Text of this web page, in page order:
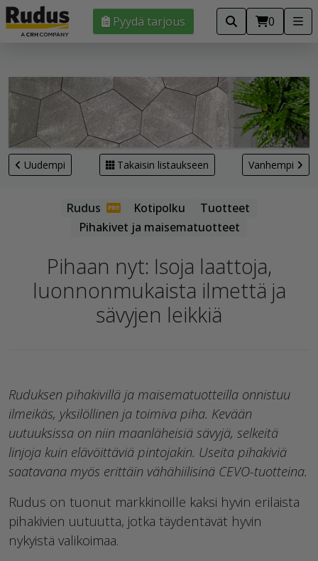
Pyydä tarjous 0
Uudempi Takaisin listaukseen Vanhempi
Kotipolku
Tuotteet
Pihakivet ja maisematuotteet
Pihaan nyt: Isoja laattoja,
luonnonmukaista ilmettä ja
sävyjen leikkiä
Ruduksen pihakivillä ja maisematuotteilla onnistuu
ilmeikäs, yksilöllinen ja toimiva piha. Kevään
uutuuksissa on niin maanläheisiä sävyjä, selkeitä
linjoja kuin elävöittäviä pintojakin. Useita pihakiviä
saatavana myös erittäin vähähiilisinä CEVO-tuotteina.
Rudus on tuonut markkinoille kaksi hyvin erilaista
pihakivien uutuutta, jotka täydentävät hyvin
nykyistä valikoimaa.